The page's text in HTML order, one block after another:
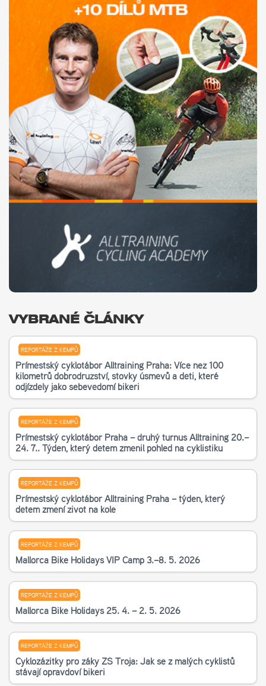
VYBRANÉ ČLÁNKY
REPORTÁŽE Z KEMPŮ
Příměstský cyklotábor Alltraining Praha: Více než 100
kilometrů dobrodružství, stovky úsměvů a děti, které
odjížděly jako sebevědomí bikeři
REPORTÁŽE Z KEMPŮ
Příměstský cyklotábor Praha – druhý turnus Alltraining 20.–
24. 7.. Týden, který dětem změnil pohled na cyklistiku
REPORTÁŽE Z KEMPŮ
Příměstský cyklotábor Alltraining Praha – týden, který
dětem změní život na kole
REPORTÁŽE Z KEMPŮ
Mallorca Bike Holidays VIP Camp 3.–8. 5. 2026
REPORTÁŽE Z KEMPŮ
Mallorca Bike Holidays 25. 4. – 2. 5. 2026
REPORTÁŽE Z KEMPŮ
Cyklozážitky pro žáky ZŠ Troja: Jak se z malých cyklistů
stávají opravdoví bikeři